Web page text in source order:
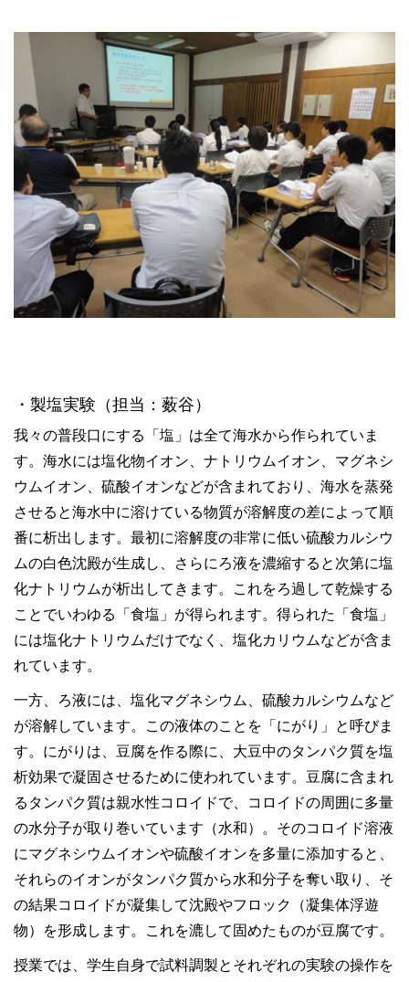
・製塩実験（担当：薮谷）
我々の普段口にする「塩」は全て海水から作られていま
す。海水には塩化物イオン、ナトリウムイオン、マグネシ
ウムイオン、硫酸イオンなどが含まれており、海水を蒸発
させると海水中に溶けている物質が溶解度の差によって順
番に析出します。最初に溶解度の非常に低い硫酸カルシウ
ムの白色沈殿が生成し、さらにろ液を濃縮すると次第に塩
化ナトリウムが析出してきます。これをろ過して乾燥する
ことでいわゆる「食塩」が得られます。得られた「食塩」
には塩化ナトリウムだけでなく、塩化カリウムなどが含ま
れています。
一方、ろ液には、塩化マグネシウム、硫酸カルシウムなど
が溶解しています。この液体のことを「にがり」と呼びま
す。にがりは、豆腐を作る際に、大豆中のタンパク質を塩
析効果で凝固させるために使われています。豆腐に含まれ
るタンパク質は親水性コロイドで、コロイドの周囲に多量
の水分子が取り巻いています（水和）。そのコロイド溶液
にマグネシウムイオンや硫酸イオンを多量に添加すると、
それらのイオンがタンパク質から水和分子を奪い取り、そ
の結果コロイドが凝集して沈殿やフロック（凝集体浮遊
物）を形成します。これを漉して固めたものが豆腐です。
授業では、学生自身で試料調製とそれぞれの実験の操作を